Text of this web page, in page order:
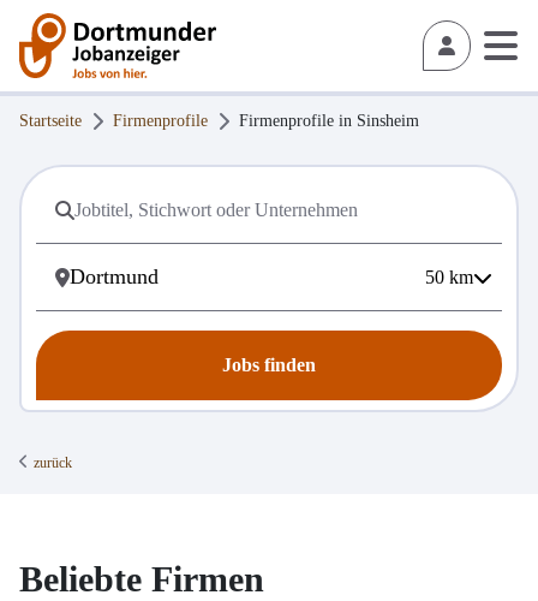
Startseite Firmenprofile Firmenprofile in Sinsheim
50 km
Jobs finden
zurück
Beliebte Firmen